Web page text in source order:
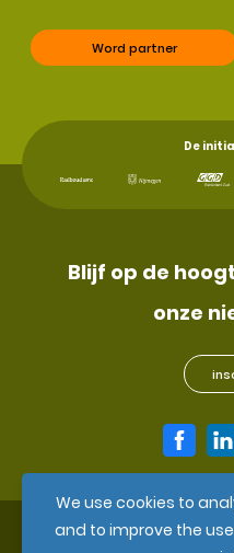
We use cookies to
and to improve the
Word partner
De
Blijf op de
onze